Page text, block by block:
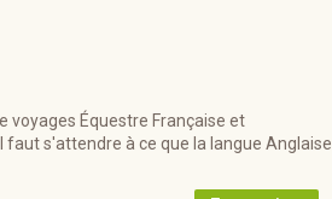
voyages Équestre Française et
faut s'attendre à ce que la langue Anglaise